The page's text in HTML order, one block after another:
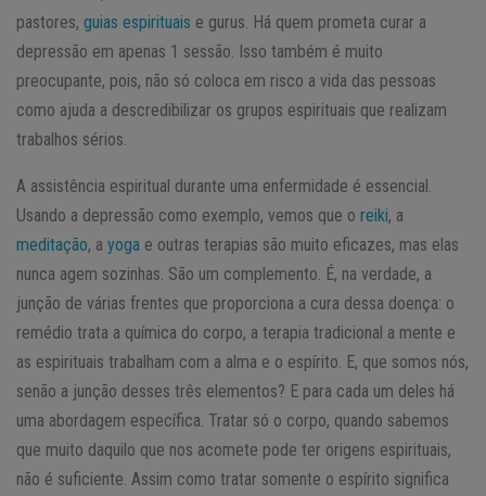
pastores, guias espirituais e gurus. Há quem prometa curar a
depressão em apenas 1 sessão. Isso também é muito
preocupante, pois, não só coloca em risco a vida das pessoas
como ajuda a descredibilizar os grupos espirituais que realizam
trabalhos sérios.
A assistência espiritual durante uma enfermidade é essencial.
Usando a depressão como exemplo, vemos que o reiki, a
meditação, a yoga e outras terapias são muito eficazes, mas elas
nunca agem sozinhas. São um complemento. É, na verdade, a
junção de várias frentes que proporciona a cura dessa doença: o
remédio trata a química do corpo, a terapia tradicional a mente e
as espirituais trabalham com a alma e o espírito. E, que somos nós,
senão a junção desses três elementos? E para cada um deles há
uma abordagem específica. Tratar só o corpo, quando sabemos
que muito daquilo que nos acomete pode ter origens espirituais,
não é suficiente. Assim como tratar somente o espírito significa